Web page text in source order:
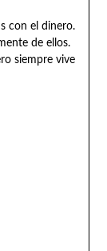
con el dinero.
de ellos.
siempre vive